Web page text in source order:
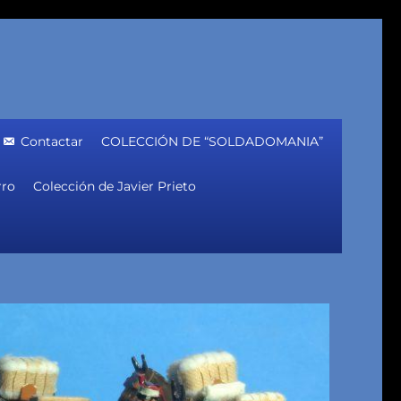
Contactar COLECCIÓN DE “SOLDADOMANIA”
Colección de Javier Prieto